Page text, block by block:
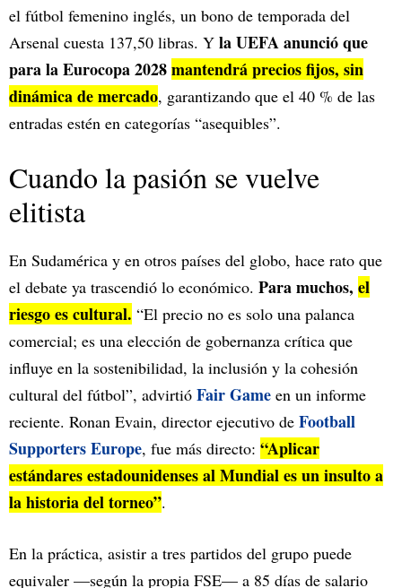
el fútbol femenino inglés, un bono de temporada del
Arsenal cuesta 137,50 libras. Y la UEFA anunció que
para la Eurocopa 2028mantendrá precios fijos, sin
dinámica de mercado, garantizando que el 40 % de las
entradas estén en categorías “asequibles”.
Cuando la pasión se vuelve
elitista
En Sudamérica y en otros países del globo, hace rato que
el debate ya trascendió lo económico. Para muchos, el
riesgo es cultural. “El precio no es solo una palanca
comercial; es una elección de gobernanza crítica que
influye en la sostenibilidad, la inclusión y la cohesión
cultural del fútbol”, advirtió Fair Game en un informe
reciente. Ronan Evain, director ejecutivo de Football
Supporters Europe, fue más directo: “Aplicar
estándares estadounidenses al Mundial es un insulto a
la historia del torneo”.
En la práctica, asistir a tres partidos del grupo puede
equivaler —según la propia FSE— a 85 días de salario